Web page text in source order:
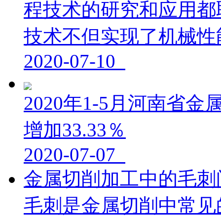
程技术的研究和应用
技术不但实现了机械
2020-07-10
2020年1-5月河南省金
增加33.33％
2020-07-07
金属切削加工中的毛
毛刺是金属切削中常